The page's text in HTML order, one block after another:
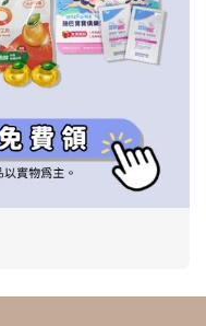
附設幼兒園
小袋鼠幼師網